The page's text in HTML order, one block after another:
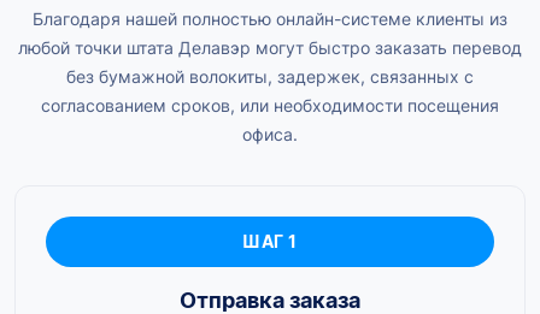
Благодаря нашей полностью онлайн-системе клиенты из
любой точки штата Делавэр могут быстро заказать перевод
без бумажной волокиты, задержек, связанных с
согласованием сроков, или необходимости посещения
офиса.
ШАГ 1
Отправка заказа